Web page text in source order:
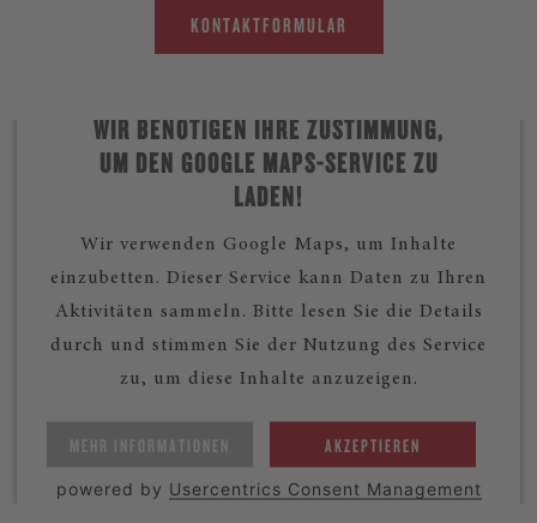
KONTAKTFORMULAR
WIR BENÖTIGEN IHRE ZUSTIMMUNG,
UM DEN GOOGLE MAPS-SERVICE ZU
LADEN!
Wir verwenden Google Maps, um Inhalte
einzubetten. Dieser Service kann Daten zu Ihren
Aktivitäten sammeln. Bitte lesen Sie die Details
durch und stimmen Sie der Nutzung des Service
zu, um diese Inhalte anzuzeigen.
MEHR INFORMATIONEN AKZEPTIEREN
powered by Usercentrics Consent Management